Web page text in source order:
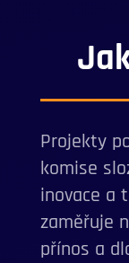
Projekty
komise
inovace a
zaměřuje
přínos a